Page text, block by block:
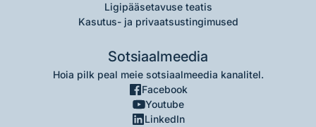
Ligipääsetavuse teatis
Kasutus- ja privaatsustingimused
Sotsiaalmeedia
Hoia pilk peal meie sotsiaalmeedia kanalitel.
Facebook
Youtube
LinkedIn